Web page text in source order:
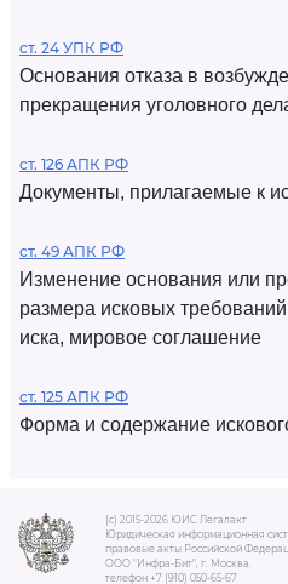
ст. 24 УПК РФ
Основания отказа в
прекращения уголовного
ст. 126 АПК РФ
Документы, прилагаемые к
ст. 49 АПК РФ
Изменение основания или
размера исковых
иска, мировое соглашение
ст. 125 АПК РФ
Форма и содержание
(c) 2015-2026 ЮИС Легалакт
Юридическая информационная
правовые акты Российской
ООО "Инфра-Бит", г. Москва.
телефон +7 (910) 050-65-67